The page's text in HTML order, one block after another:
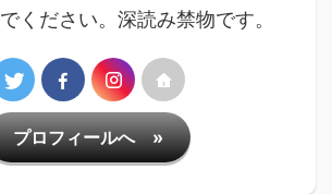
ください。深読み禁物です。
プロフィールへ »